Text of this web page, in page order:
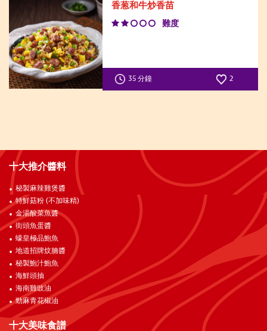
香葱和牛炒香苗
難度
35 分鐘 2
十大推介醬料
秘製麻辣雞煲醬
特鮮菇粉 (不加味精)
金湯酸菜魚醬
街頭魚蛋醬
蠔皇極品鮑魚
地道招牌炆腩醬
秘製鮑汁鮑魚
海鮮頭抽
海南雞豉油
勁麻青花椒油
十大美味食譜